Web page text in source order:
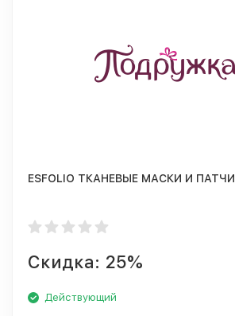
ESFOLIO ТКАНЕВЫЕ МАСКИ И ПАТЧИ
Скидка: 25%
Действующий